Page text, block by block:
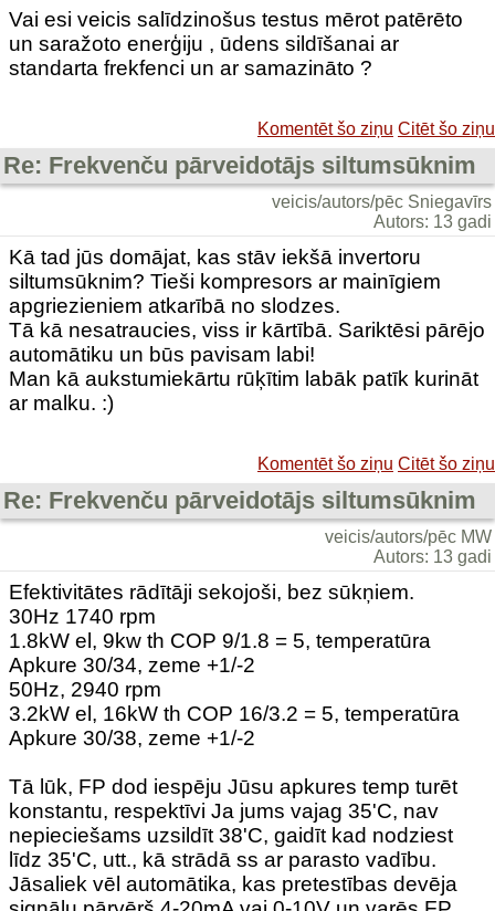
Vai esi veicis salīdzinošus testus mērot patērēto
un saražoto enerģiju , ūdens sildīšanai ar
standarta frekfenci un ar samazināto ?
Komentēt šo ziņu Citēt šo ziņu
Re: Frekvenču pārveidotājs siltumsūknim
veicis/autors/pēc Sniegavīrs
Autors: 13 gadi
Kā tad jūs domājat, kas stāv iekšā invertoru
siltumsūknim? Tieši kompresors ar mainīgiem
apgriezieniem atkarībā no slodzes.
Tā kā nesatraucies, viss ir kārtībā. Sariktēsi pārējo
automātiku un būs pavisam labi!
Man kā aukstumiekārtu rūķītim labāk patīk kurināt
ar malku. :)
Komentēt šo ziņu Citēt šo ziņu
Re: Frekvenču pārveidotājs siltumsūknim
veicis/autors/pēc MW
Autors: 13 gadi
Efektivitātes rādītāji sekojoši, bez sūkņiem.
30Hz 1740 rpm
1.8kW el, 9kw th COP 9/1.8 = 5, temperatūra
Apkure 30/34, zeme +1/-2
50Hz, 2940 rpm
3.2kW el, 16kW th COP 16/3.2 = 5, temperatūra
Apkure 30/38, zeme +1/-2
Tā lūk, FP dod iespēju Jūsu apkures temp turēt
konstantu, respektīvi Ja jums vajag 35'C, nav
nepieciešams uzsildīt 38'C, gaidīt kad nodziest
līdz 35'C, utt., kā strādā ss ar parasto vadību.
Jāsaliek vēl automātika, kas pretestības devēja